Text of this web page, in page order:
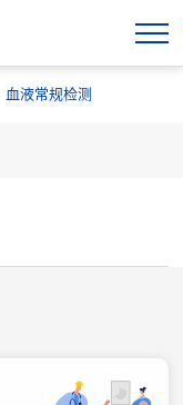
血液常规检测